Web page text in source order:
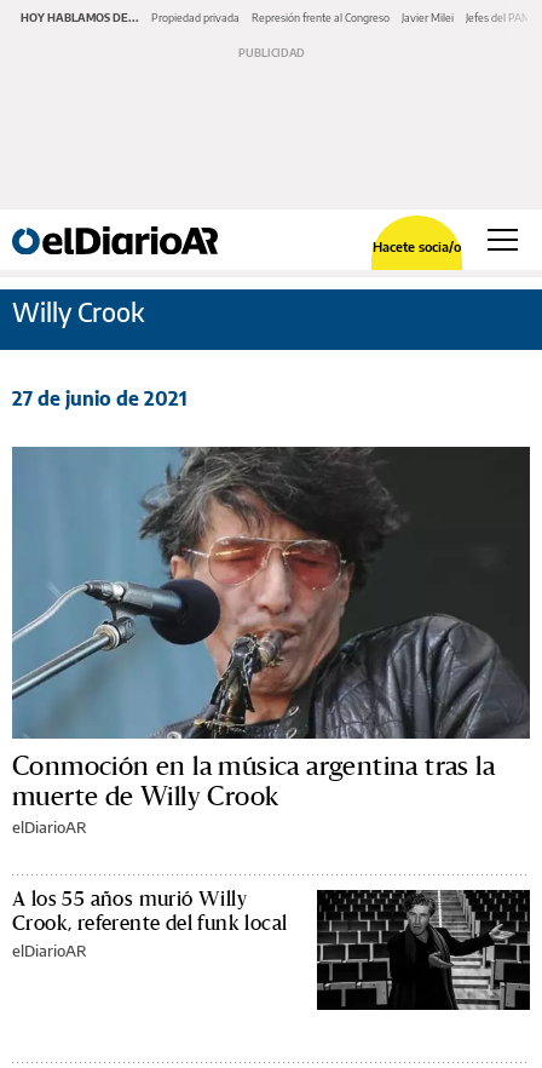
HOY HABLAMOS DE... Propiedad privada Represión frente al Congreso Javier Milei Jefes del PAMI
Hacete socia/o
Willy Crook
27 de junio de 2021
Conmoción en la música argentina tras la
muerte de Willy Crook
elDiarioAR
A los 55 años murió Willy
Crook, referente del funk local
elDiarioAR